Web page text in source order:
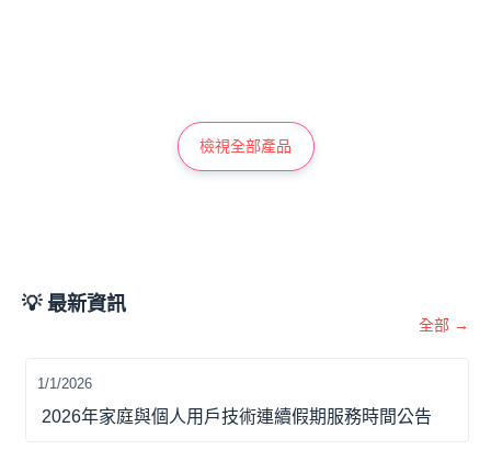
檢視全部產品
💡最新資訊
全部 →
1/1/2026
2026年家庭與個人用戶技術連續假期服務時間公告